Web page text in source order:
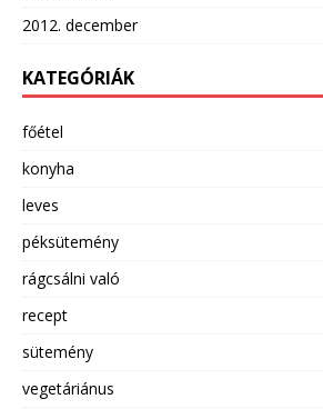
2012. december
KATEGÓRIÁK
főétel
konyha
leves
péksütemény
rágcsálni való
recept
sütemény
vegetáriánus